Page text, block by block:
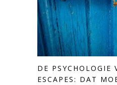
DE PSYCHOLOGIE
ESCAPES: DAT